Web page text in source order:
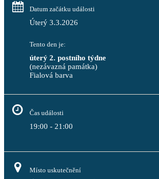
Datum začátku události
Úterý 3.3.2026
Tento den je:
úterý 2. postního týdne
(nezávazná památka)
Fialová
Čas události
19:00 - 21:00
Místo uskutečnění